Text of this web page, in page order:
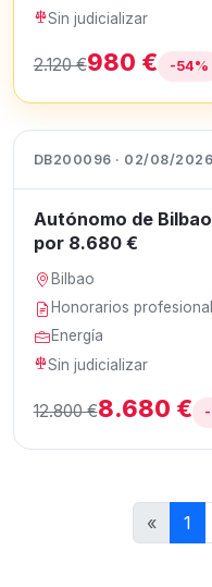
Sin judicializar
2.120 €980 € -54%
DB200096 · 02/08/2026
Autónomo de
por 8.680 €
Bilbao
Honorarios
Energía
Sin judicializar
12.800 €8.680 €
« 1